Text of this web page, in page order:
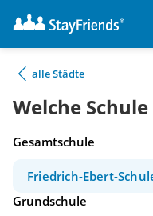
alle Städte
Welche
Gesamtschule
Friedrich-Ebert-
Grundschule